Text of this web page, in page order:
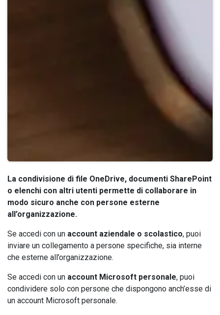
La condivisione di file OneDrive, documenti SharePoint
o elenchi con altri utenti permette di collaborare in
modo sicuro anche con persone esterne
all’organizzazione.
Se accedi con un account aziendale o scolastico, puoi
inviare un collegamento a persone specifiche, sia interne
che esterne all’organizzazione.
Se accedi con un account Microsoft personale, puoi
condividere solo con persone che dispongono anch’esse di
un account Microsoft personale.